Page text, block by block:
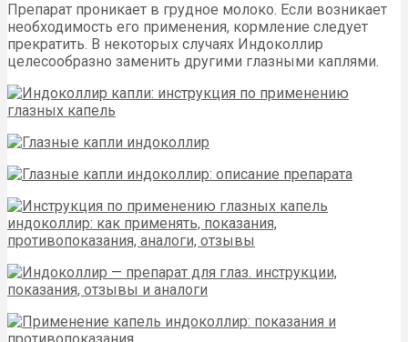
Препарат проникает в грудное молоко. Если возникает
необходимость его применения, кормление следует
прекратить. В некоторых случаях Индоколлир
целесообразно заменить другими глазными каплями.